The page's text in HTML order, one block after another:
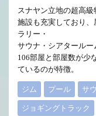
スナヤン立地の超高級
施設も充実しており
ラリー・
サウナ・シアタールー
106部屋と部屋数が少
ているのが特徴。
ジム プール サ
ジョギングトラック